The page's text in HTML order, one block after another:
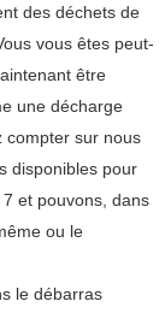
des déchets de
vous êtes peut-
être
une décharge
compter sur nous
disponibles pour
et pouvons, dans
ou le
le débarras